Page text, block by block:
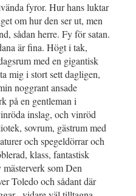
fyror. Hur hans luktar
om hur den ser ut, men
sådan herre. Fy för satan.
är fina. Högt i tak,
med en gigantisk
mig i stort sett dagligen,
noggrant ansade
på en gentleman i
inslag, och vinröd
sovrum, gästrum med
och spegeldörrar och
klass, fantastisk
som Den
Toledo och sådant där